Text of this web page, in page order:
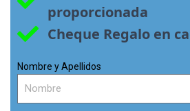
proporcionada
Cheque Regalo en
Nombre y Apellidos